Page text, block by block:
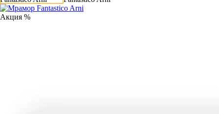
Акция %